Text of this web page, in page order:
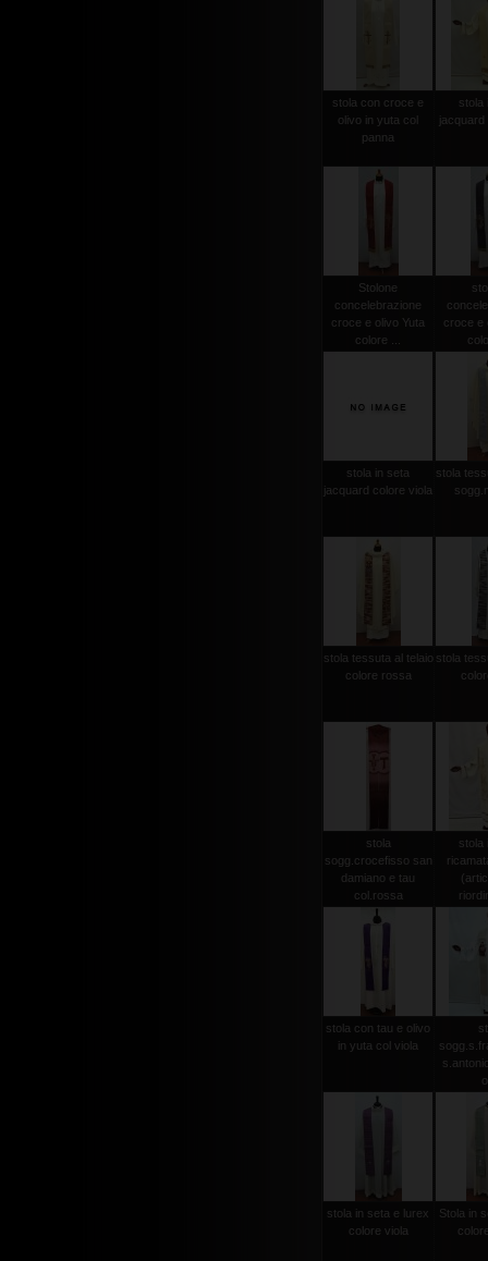
stola con croce e
olivo in yuta col
panna
stola
Stolone
concelebrazione
croce e olivo Yuta
colore ...
croce e
stola in seta
jacquard colore viola
stola
stola tessuta al telaio
colore rossa
stola
stola
sogg.crocefisso san
damiano e tau
col.rossa
stola
stola con tau e olivo
in yuta col viola
stola in seta e lurex
colore viola
Stola in